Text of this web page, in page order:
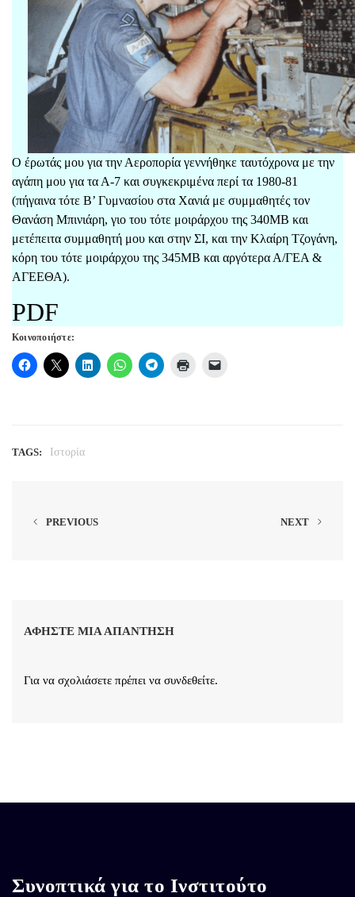
Ο έρωτάς μου για την Αεροπορία γεννήθηκε ταυτόχρονα με την
αγάπη μου για τα Α-7 και συγκεκριμένα περί τα 1980-81
(πήγαινα τότε Β’ Γυμνασίου στα Χανιά με συμμαθητές τον
Θανάση Μπινιάρη, γιο του τότε μοιράρχου της 340ΜΒ και
μετέπειτα συμμαθητή μου και στην ΣΙ, και την Κλαίρη Τζογάνη,
κόρη του τότε μοιράρχου της 345ΜΒ και αργότερα Α/ΓΕΑ &
ΑΓΕΕΘΑ).
PDF
Κοινοποιήστε:
TAGS: Ιστορία
PREVIOUS NEXT
ΑΦΉΣΤΕ ΜΙΑ ΑΠΆΝΤΗΣΗ
Για να σχολιάσετε πρέπει να συνδεθείτε.
Συνοπτικά για το Ινστιτούτο